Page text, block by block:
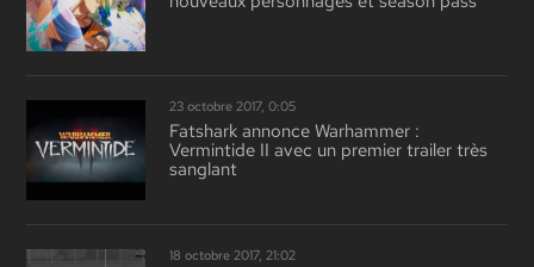
23 octobre 2017, 0:05
Fatshark annonce Warhammer :
Vermintide II avec un premier trailer très
sanglant
18 octobre 2017, 21:02